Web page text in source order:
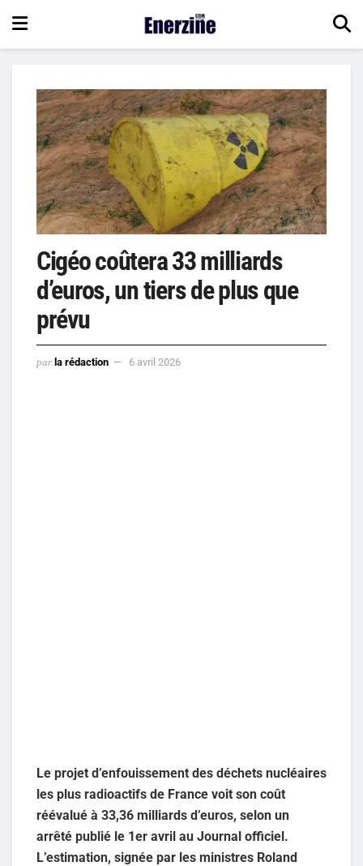
Cigéo coûtera 33 milliards
d’euros, un tiers de plus que
prévu
par la rédaction 6 avril 2026
Le projet d’enfouissement des déchets nucléaires
les plus radioactifs de France voit son coût
réévalué à 33,36 milliards d’euros, selon un
arrêté publié le 1er avril au Journal officiel.
L’estimation, signée par les ministres Roland